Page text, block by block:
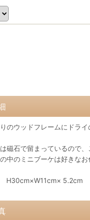
のウッドフレームにドラ
磁石で留まっているので
中のミニブーケは好きなお
H30cm×W11cm× 5.2cm